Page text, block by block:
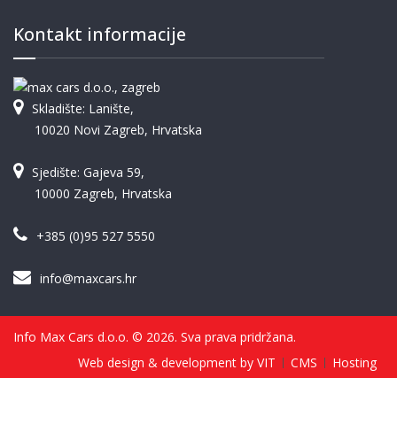
Kontakt informacije
Skladište: Lanište,
10020 Novi Zagreb, Hrvatska
Sjedište: Gajeva 59,
10000 Zagreb, Hrvatska
+385 (0)95 527 5550
info@maxcars.hr
Info Max Cars d.o.o. © 2026. Sva prava pridržana.
Web design & development by VIT
CMS Hosting